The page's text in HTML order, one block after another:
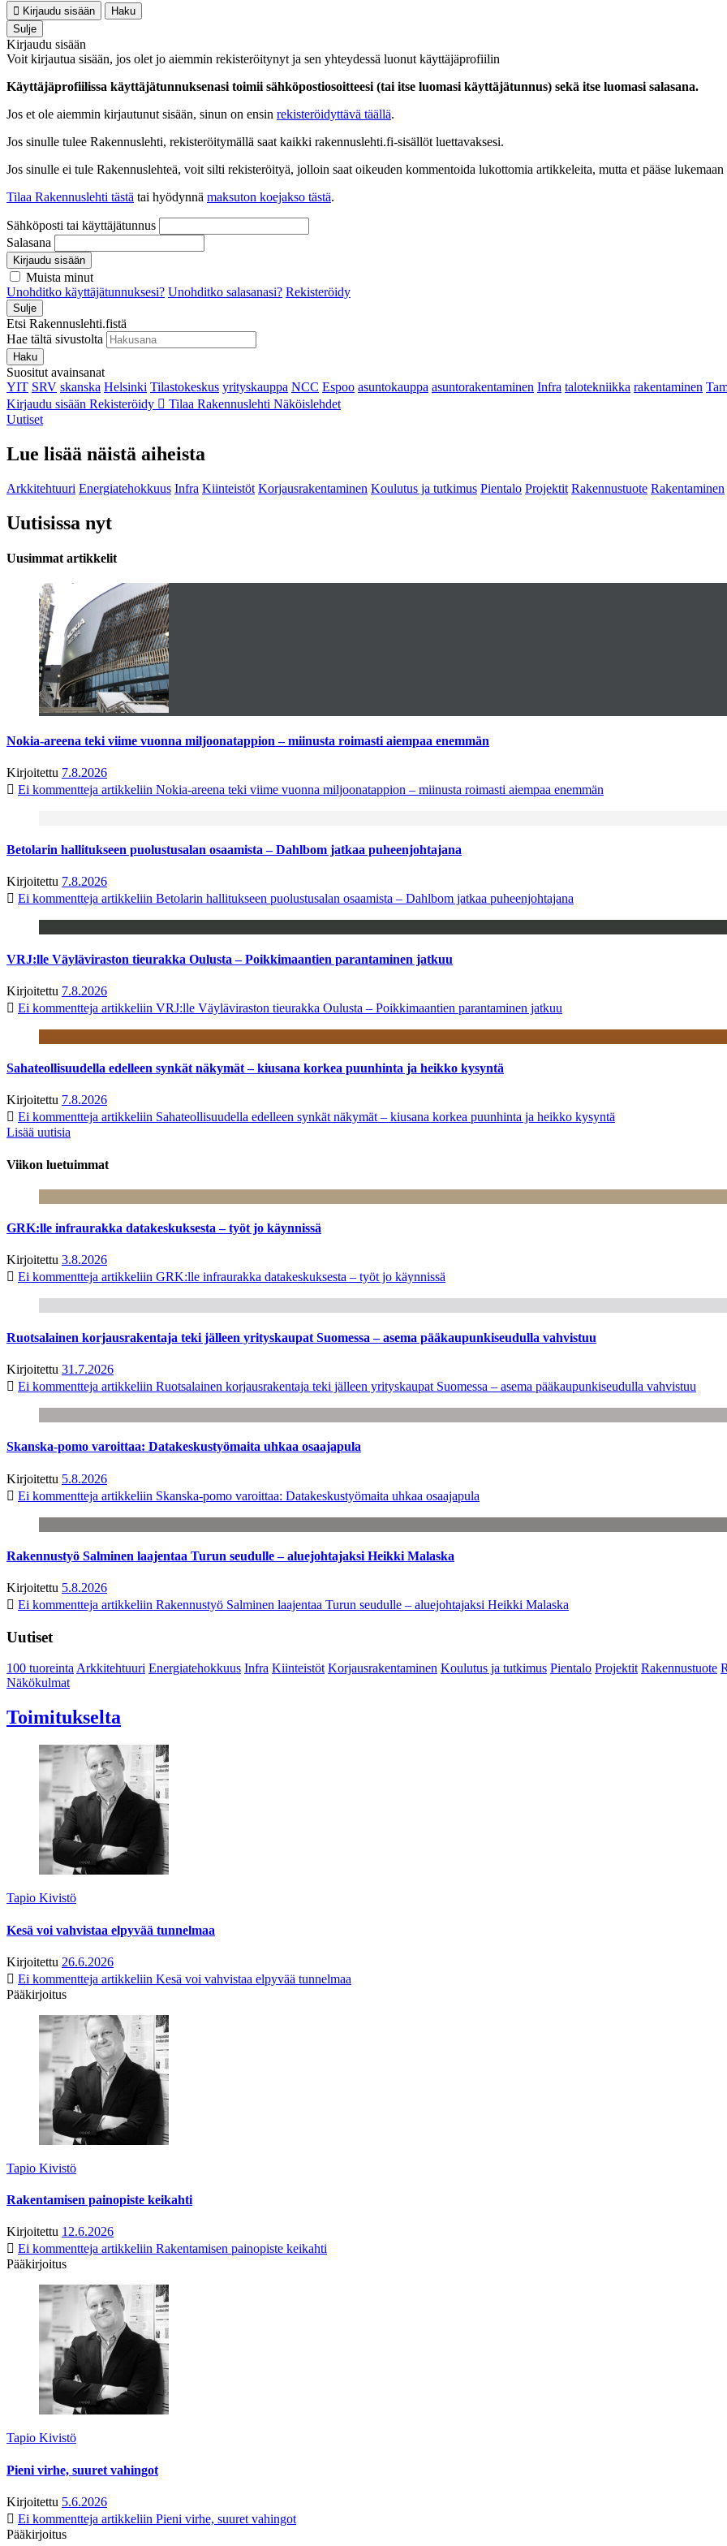
Kirjaudu sisään
Haku
Sulje
Kirjaudu sisään
Voit kirjautua sisään, jos olet jo aiemmin rekisteröitynyt ja sen yhteydessä luonut käyttäjäprofiilin
Käyttäjäprofiilissa käyttäjätunnuksenasi toimii sähköpostiosoitteesi (tai itse luomasi käyttäjätunnus) sekä itse luomasi salasana.
Jos et ole aiemmin kirjautunut sisään, sinun on ensin rekisteröidyttävä täällä.
Jos sinulle tulee Rakennuslehti, rekisteröitymällä saat kaikki rakennuslehti.fi-sisällöt luettavaksesi.
Jos sinulle ei tule Rakennuslehteä, voit silti rekisteröityä, jolloin saat oikeuden kommentoida lukottomia artikkeleita, mutta et pääse
Tilaa Rakennuslehti tästä tai hyödynnä maksuton koejakso tästä.
Sähköposti tai käyttäjätunnus
Salasana
Kirjaudu sisään
Muista minut
Unohditko käyttäjätunnuksesi? Unohditko salasanasi? Rekisteröidy
Sulje
Etsi Rakennuslehti.fistä
Hae tältä sivustolta
Haku
Suositut avainsanat
YIT SRV skanska Helsinki Tilastokeskus yrityskauppa NCC Espoo asuntokauppa asuntorakentaminen Infra talotekniikka rakentaminen
Kirjaudu sisään Rekisteröidy Tilaa Rakennuslehti Näköislehdet
Uutiset
Lue lisää näistä aiheista
Arkkitehtuuri Energiatehokkuus Infra Kiinteistöt Korjausrakentaminen Koulutus ja tutkimus Pientalo Projektit Rakennustuote Rakentaminen
Uutisissa nyt
Uusimmat artikkelit
Nokia-areena teki viime vuonna miljoonatappion – miinusta roimasti aiempaa enemmän
Kirjoitettu 7.8.2026
Ei kommentteja artikkeliin Nokia-areena teki viime vuonna miljoonatappion – miinusta roimasti aiempaa enemmän
Betolarin hallitukseen puolustusalan osaamista – Dahlbom jatkaa puheenjohtajana
Kirjoitettu 7.8.2026
Ei kommentteja artikkeliin Betolarin hallitukseen puolustusalan osaamista – Dahlbom jatkaa puheenjohtajana
VRJ:lle Väyläviraston tieurakka Oulusta – Poikkimaantien parantaminen jatkuu
Kirjoitettu 7.8.2026
Ei kommentteja artikkeliin VRJ:lle Väyläviraston tieurakka Oulusta – Poikkimaantien parantaminen jatkuu
Sahateollisuudella edelleen synkät näkymät – kiusana korkea puunhinta ja heikko kysyntä
Kirjoitettu 7.8.2026
Ei kommentteja artikkeliin Sahateollisuudella edelleen synkät näkymät – kiusana korkea puunhinta ja heikko kysyntä
Lisää uutisia
Viikon luetuimmat
GRK:lle infraurakka datakeskuksesta – työt jo käynnissä
Kirjoitettu 3.8.2026
Ei kommentteja artikkeliin GRK:lle infraurakka datakeskuksesta – työt jo käynnissä
Ruotsalainen korjausrakentaja teki jälleen yrityskaupat Suomessa – asema pääkaupunkiseudulla vahvistuu
Kirjoitettu 31.7.2026
Ei kommentteja artikkeliin Ruotsalainen korjausrakentaja teki jälleen yrityskaupat Suomessa – asema pääkaupunkiseudulla vahvistuu
Skanska-pomo varoittaa: Datakeskustyömaita uhkaa osaajapula
Kirjoitettu 5.8.2026
Ei kommentteja artikkeliin Skanska-pomo varoittaa: Datakeskustyömaita uhkaa osaajapula
Rakennustyö Salminen laajentaa Turun seudulle – aluejohtajaksi Heikki Malaska
Kirjoitettu 5.8.2026
Ei kommentteja artikkeliin Rakennustyö Salminen laajentaa Turun seudulle – aluejohtajaksi Heikki Malaska
Uutiset
100 tuoreintaArkkitehtuuri Energiatehokkuus Infra Kiinteistöt Korjausrakentaminen Koulutus ja tutkimus Pientalo Projektit Rakennustuote
Näkökulmat
Toimitukselta
Tapio Kivistö
Kesä voi vahvistaa elpyvää tunnelmaa
Kirjoitettu 26.6.2026
Ei kommentteja artikkeliin Kesä voi vahvistaa elpyvää tunnelmaa
Pääkirjoitus
Tapio Kivistö
Rakentamisen painopiste keikahti
Kirjoitettu 12.6.2026
Ei kommentteja artikkeliin Rakentamisen painopiste keikahti
Pääkirjoitus
Tapio Kivistö
Pieni virhe, suuret vahingot
Kirjoitettu 5.6.2026
Ei kommentteja artikkeliin Pieni virhe, suuret vahingot
Pääkirjoitus